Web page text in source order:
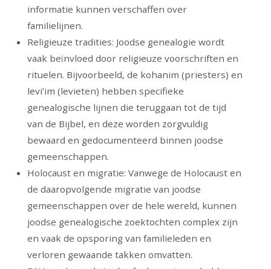
informatie kunnen verschaffen over
familielijnen.
Religieuze tradities: Joodse genealogie wordt
vaak beïnvloed door religieuze voorschriften en
rituelen. Bijvoorbeeld, de kohanim (priesters) en
levi’im (levieten) hebben specifieke
genealogische lijnen die teruggaan tot de tijd
van de Bijbel, en deze worden zorgvuldig
bewaard en gedocumenteerd binnen joodse
gemeenschappen.
Holocaust en migratie: Vanwege de Holocaust en
de daaropvolgende migratie van joodse
gemeenschappen over de hele wereld, kunnen
joodse genealogische zoektochten complex zijn
en vaak de opsporing van familieleden en
verloren gewaande takken omvatten.